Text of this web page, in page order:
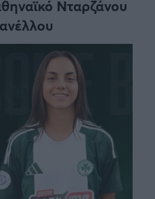
Νταρζάνου